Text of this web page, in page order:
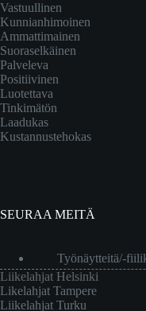
Vastuullinen
Kunnianhimoinen
Ammattimainen
Suoraselkäinen
Palveleva
Positiivinen
Luotettava
Tinkimätön
Laadukas
Kustannustehokas
SEURAA MEITÄ
Työnäytteitä/-
Liikelahjat Helsinki
Likelahjat Tampere
Liikelahjat Turku